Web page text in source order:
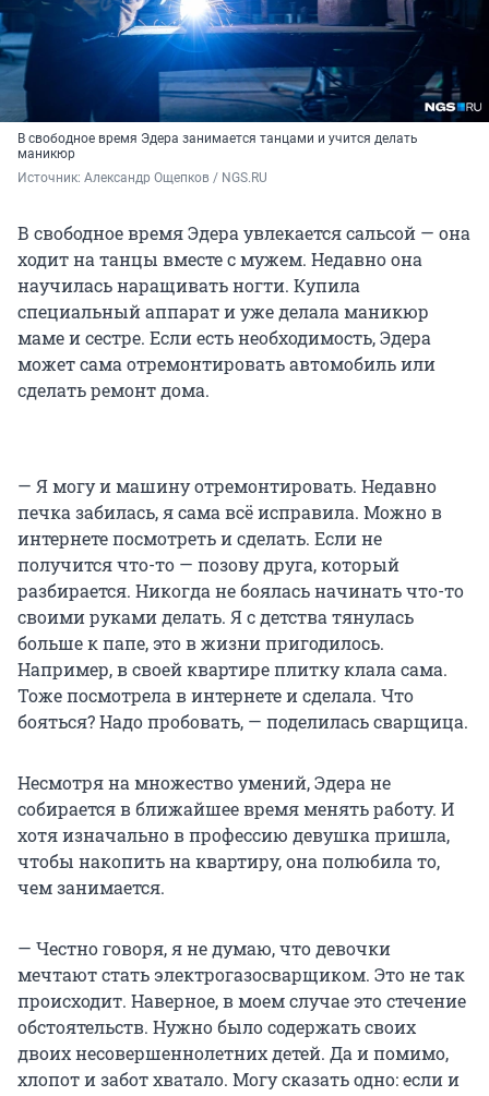
В свободное время Эдера занимается танцами и учится делать
маникюр
Источник: Александр Ощепков / NGS.RU
В свободное время Эдера увлекается сальсой — она
ходит на танцы вместе с мужем. Недавно она
научилась наращивать ногти. Купила
специальный аппарат и уже делала маникюр
маме и сестре. Если есть необходимость, Эдера
может сама отремонтировать автомобиль или
сделать ремонт дома.
— Я могу и машину отремонтировать. Недавно
печка забилась, я сама всё исправила. Можно в
интернете посмотреть и сделать. Если не
получится что-то — позову друга, который
разбирается. Никогда не боялась начинать что-то
своими руками делать. Я с детства тянулась
больше к папе, это в жизни пригодилось.
Например, в своей квартире плитку клала сама.
Тоже посмотрела в интернете и сделала. Что
бояться? Надо пробовать, — поделилась сварщица.
Несмотря на множество умений, Эдера не
собирается в ближайшее время менять работу. И
хотя изначально в профессию девушка пришла,
чтобы накопить на квартиру, она полюбила то,
чем занимается.
— Честно говоря, я не думаю, что девочки
мечтают стать электрогазосварщиком. Это не так
происходит. Наверное, в моем случае это стечение
обстоятельств. Нужно было содержать своих
двоих несовершеннолетних детей. Да и помимо,
хлопот и забот хватало. Могу сказать одно: если и